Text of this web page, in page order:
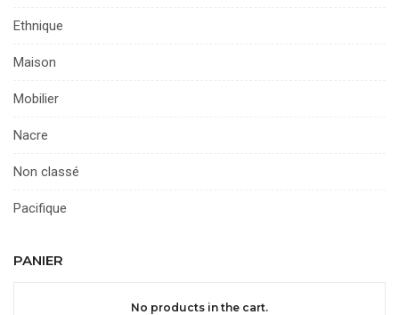
Ethnique
Maison
Mobilier
Nacre
Non classé
Pacifique
PANIER
No products in the cart.